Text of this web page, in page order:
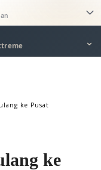
Penutup
⌄
ke Pusat
ke